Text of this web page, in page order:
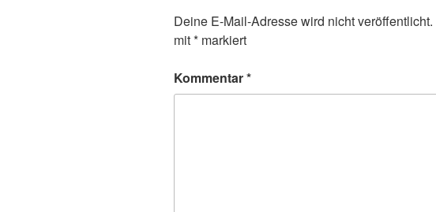
Deine E-Mail-Adresse wird nicht veröffentlicht.
mit* markiert
Kommentar*